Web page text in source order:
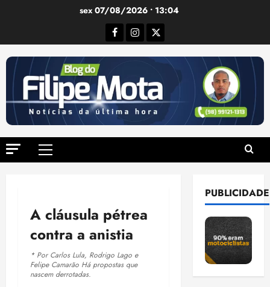
sex 07/08/2026 • 13:04
Facebook
Instagram
Twitter
Menu
A cláusula pétrea
contra a anistia
* Por Carlos Lula, Rodrigo Lago e
Felipe Camarão Há propostas que
nascem derrotadas.
PUBLICIDADE